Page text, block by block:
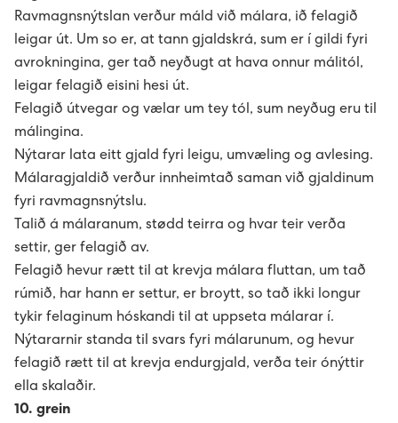
Ravmagnsnýtslan verður máld við málara, ið felagið
leigar út. Um so er, at tann gjaldskrá, sum er í gildi fyri
avrokningina, ger tað neyðugt at hava onnur málitól,
leigar felagið eisini hesi út.
Felagið útvegar og vælar um tey tól, sum neyðug eru til
málingina.
Nýtarar lata eitt gjald fyri leigu, umvæling og avlesing.
Málaragjaldið verður innheimtað saman við gjaldinum
fyri ravmagnsnýtslu.
Talið á málaranum, stødd teirra og hvar teir verða
settir, ger felagið av.
Felagið hevur rætt til at krevja málara fluttan, um tað
rúmið, har hann er settur, er broytt, so tað ikki longur
tykir felaginum hóskandi til at uppseta málarar í.
Nýtararnir standa til svars fyri málarunum, og hevur
felagið rætt til at krevja endurgjald, verða teir ónýttir
ella skalaðir.
10. grein